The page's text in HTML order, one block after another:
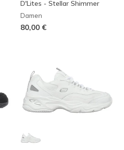
D'Lites - Stellar Shimmer
Damen
80,00 €